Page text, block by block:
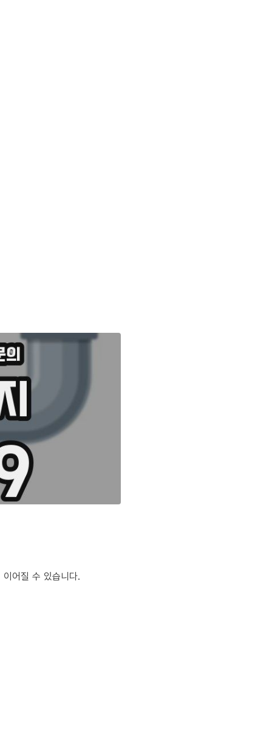
어질 수 있습니다.